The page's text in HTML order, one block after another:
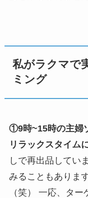
私がラクマで
ミング
①9時~15時の主婦
リラックスタイム
しで再出品してい
みることもありま
（笑） 一応、タ